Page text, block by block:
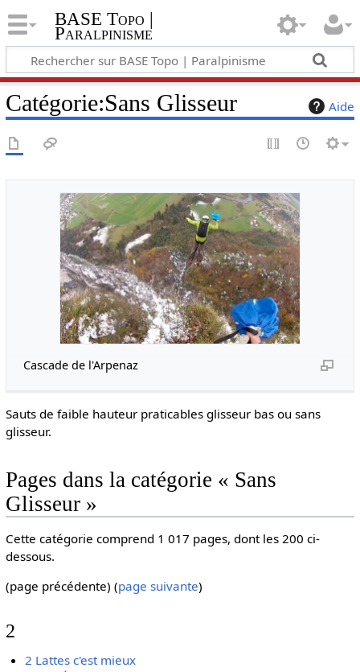
BASE Topo |
Paralpinisme
Aide
Catégorie:Sans Glisseur
Cascade de l'Arpenaz
Sauts de faible hauteur praticables glisseur bas ou sans
glisseur.
Pages dans la catégorie « Sans
Glisseur »
Cette catégorie comprend 1 017 pages, dont les 200 ci-
dessous.
(page précédente) (page suivante)
2
2 Lattes c'est mieux